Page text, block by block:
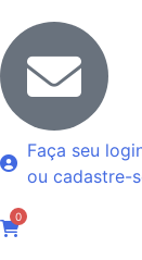
Faça seu
ou cadastre-
0